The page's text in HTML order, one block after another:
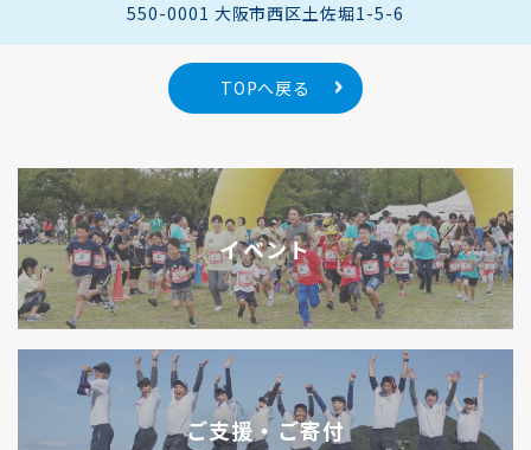
550-0001 大阪市西区土佐堀1-5-6
TOPへ戻る
イベント
ご支援・ご寄付